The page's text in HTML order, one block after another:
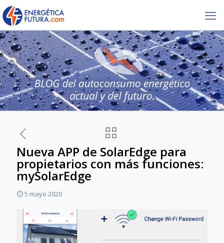
Nueva APP de SolarEdge para
propietarios con más funciones:
mySolarEdge
5 mayo 2020